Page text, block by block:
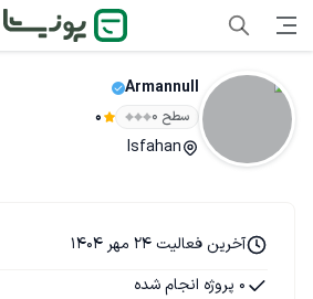
Armannull
سطح ۰ 0
Isfahan
آخرین فعالیت 24 مهر 1404
0 پروژه انجام شده